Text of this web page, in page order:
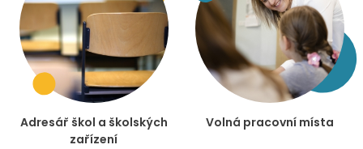
Adresář škol a školských
zařízení
Volná pracovní místa